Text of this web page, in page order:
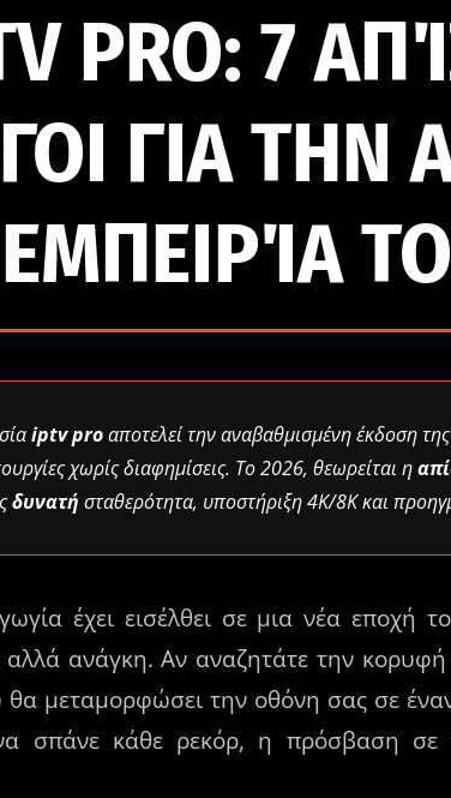
PRO: 7
ΓΙΑ ΤΗΝ
ΕΜΠΕΙΡΊΑ
iptv proαποτελεί την αναβαθμισμένη έκδοση
χωρίς διαφημίσεις. Το 2026, θεωρείται η
δυνατή σταθερότητα, υποστήριξη 4K/8K και
έχει εισέλθει σε μια νέα εποχή
αλλά ανάγκη. Αν αναζητάτε την
μεταμορφώσει την οθόνη σας σε
σπάνε κάθε ρεκόρ, η πρόσβαση σε